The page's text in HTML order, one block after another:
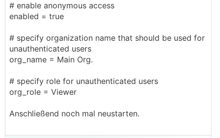
# enable anonymous access
enabled = true
# specify organization name that should be used for
unauthenticated users
org_name = Main Org.
# specify role for unauthenticated users
org_role = Viewer
Anschließend noch mal neustarten.